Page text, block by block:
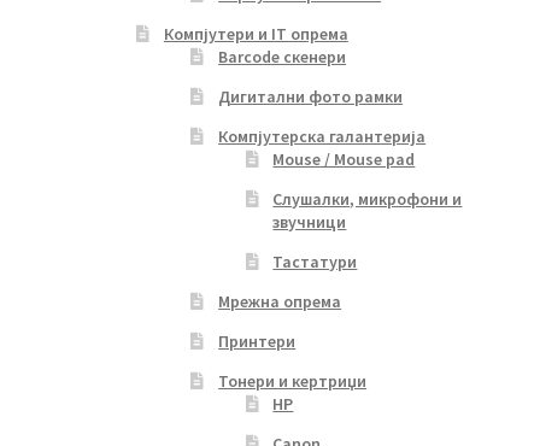
Компјутери и IT опрема
Barcode скенери
Дигитални фото рамки
Компјутерска галантерија
Mouse / Mouse pad
Слушалки, микрофони и
звучници
Тастатури
Мрежна опрема
Принтери
Тонери и кертриџи
HP